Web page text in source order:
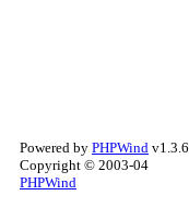
Powered by PHPWind v1.3.6
Copyright © 2003-04
PHPWind